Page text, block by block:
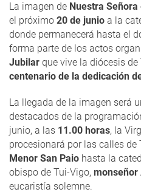
La imagen de Nuestra
el próximo 20 de junio a la
donde permanecerá hasta el
forma parte de los actos
Jubilar que vive la diócesis de
centenario de la dedicación
La llegada de la imagen será
destacados de la
junio, a las 11.00 horas, la
procesionará por las calles de
Menor San Paio hasta la
obispo de Tui-Vigo, monseñor
eucaristía solemne.